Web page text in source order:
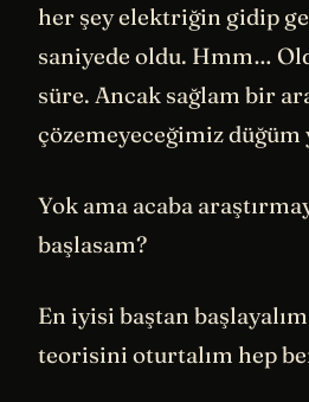
her şey elektriğin gidip
saniyede oldu. Hmm…
süre. Ancak sağlam bir
çözemeyeceğimiz düğüm
Yok ama acaba
başlasam?
En iyisi baştan
teorisini oturtalım hep